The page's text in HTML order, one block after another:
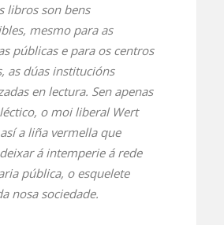
libros son bens
mesmo para as
públicas e para os centros
as dúas institucións
en lectura. Sen apenas
o moi liberal Wert
a liña vermella que
á intemperie á rede
pública, o esquelete
nosa sociedade.